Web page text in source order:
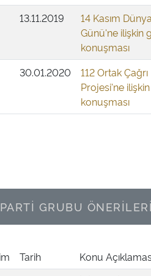
13.11.2019
14 Kasım
Günü'ne ilişkin
konuşması
30.01.2020
112 Ortak
Projesi'ne
konuşması
GRUBU
Tarih
Konu